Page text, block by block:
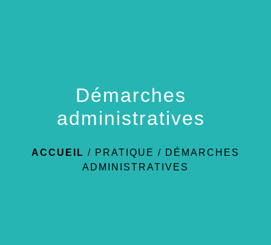
Démarches
administratives
ACCUEIL / PRATIQUE / DÉMARCHES
ADMINISTRATIVES